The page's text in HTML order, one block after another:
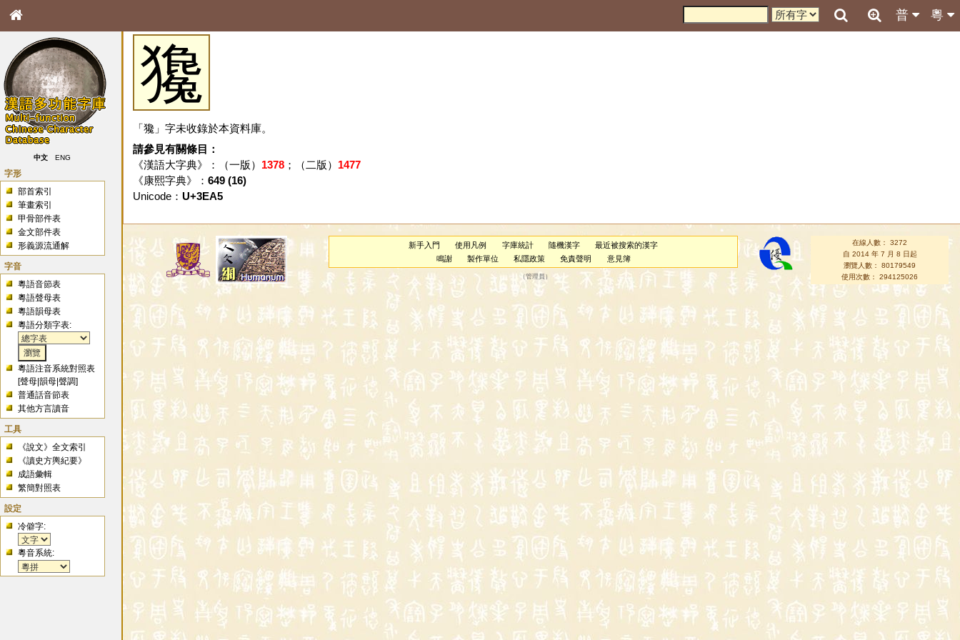
粵
普
中文 ENG
字形
部首索引
筆畫索引
甲骨部件表
金文部件表
形義源流通解
字音
粵語音節表
粵語聲母表
粵語韻母表
粵語分類字表:
粵語注音系統對照表
[聲母 |韻母 |聲調]
普通話音節表
其他方言讀音
工具
《說文》全文索引
《讀史方輿紀要》
成語彙輯
繁簡對照表
設定
冷僻字:
粵音系統:
㺥
「㺥」字未收錄於本資料庫。
請參見有關條目：
《漢語大字典》：（一版） 1378；（二版） 1477
《康熙字典》： 649 (16)
Unicode： U+3EA5
新手入門 使用凡例 字庫統計 隨機漢字
最近被搜索的漢字
鳴謝
製作單位 私隱政策 免責聲明 意見簿
（管理員 ）
在線人數： 3272
自 2014 年 7 月 8 日起
瀏覽人數： 80179549
使用次數： 294125026